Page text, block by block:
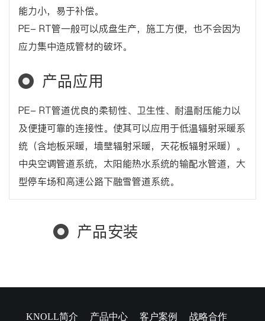
能力小，易于补偿。
PE- RT管一般可以成盘生产，施工方便，也不会因为
应力集中造成管材的破坏。
产品应用
PE- RT管道优良的柔韧性、卫生性、耐温耐压能力以
及便捷可靠的连接性。使其可以应用于低温辐射采暖系
统（含地板采暖，墙壁辐射采暖，天花板辐射采暖）。
中央空调管道系统，太阳能热水系统的输配水管道，大
型停车场和高速公路下融雪管道系统。
产品安装
KNOLL简介 产品中心 客户案例 战略合作